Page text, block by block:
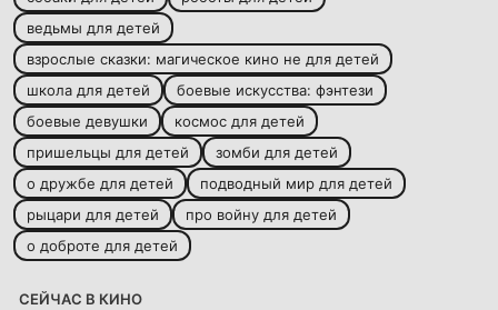
ведьмы для детей
взрослые сказки: магическое кино не для детей
школа для детей
боевые искусства: фэнтези
боевые девушки
космос для детей
пришельцы для детей
зомби для детей
о дружбе для детей
подводный мир для детей
рыцари для детей
про войну для детей
о доброте для детей
СЕЙЧАС В КИНО